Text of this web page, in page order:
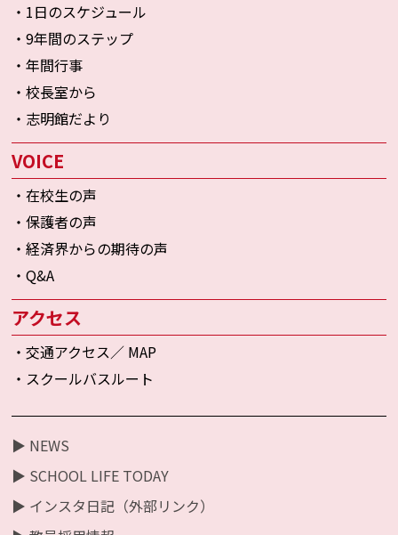
・1日のスケジュール
・9年間のステップ
・年間行事
・校長室から
・志明館だより
VOICE
・在校生の声
・保護者の声
・経済界からの期待の声
・Q&A
アクセス
・交通アクセス／ MAP
・スクールバスルート
▶ NEWS
▶ SCHOOL LIFE TODAY
▶ インスタ日記（外部リンク）